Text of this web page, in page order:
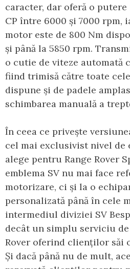
caracter, dar oferă o
CP între 6000 și 7000 rpm,
motor este de 800 Nm
și până la 5850 rpm.
o cutie de viteze automată
fiind trimisă către toate
dispune și de padele
schimbarea manuală a
În ceea ce privește
cel mai exclusivist nivel de
alege pentru Range Rover
emblema SV nu mai face
motorizare, ci și la o
personalizată până în cele
intermediul diviziei SV
decât un simplu serviciu
Rover oferind clienților săi
Și dacă până nu de mult,